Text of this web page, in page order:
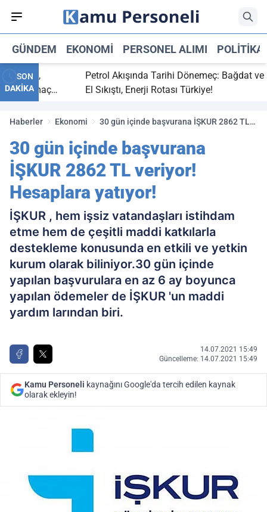
GÜNDEM EKONOMI PERSONEL ALIMI POLITIKA
SON
DAKİKA
bitti,
maç
Petrol Akışında Tarihi Dönemeç: Bağdat ve
El Sıkıştı, Enerji Rotası Türkiye!
Haberler Ekonomi
30 gün içinde başvurana İŞKUR 2862 TL
30 gün içinde başvurana
İŞKUR 2862 TL veriyor!
Hesaplara yatıyor!
İŞKUR , hem işsiz vatandaşları istihdam
etme hem de çeşitli maddi katkılarla
destekleme konusunda en etkili ve yetkin
kurum olarak biliniyor.30 gün içinde
yapılan başvurulara en az 6 ay boyunca
yapılan ödemeler de İŞKUR 'un maddi
yardım larından biri.
14.07.2021 15:49
Güncelleme: 14.07.2021 15:49
Kamu Personeli kaynağını Google'da tercih edilen kaynak
olarak ekleyin!